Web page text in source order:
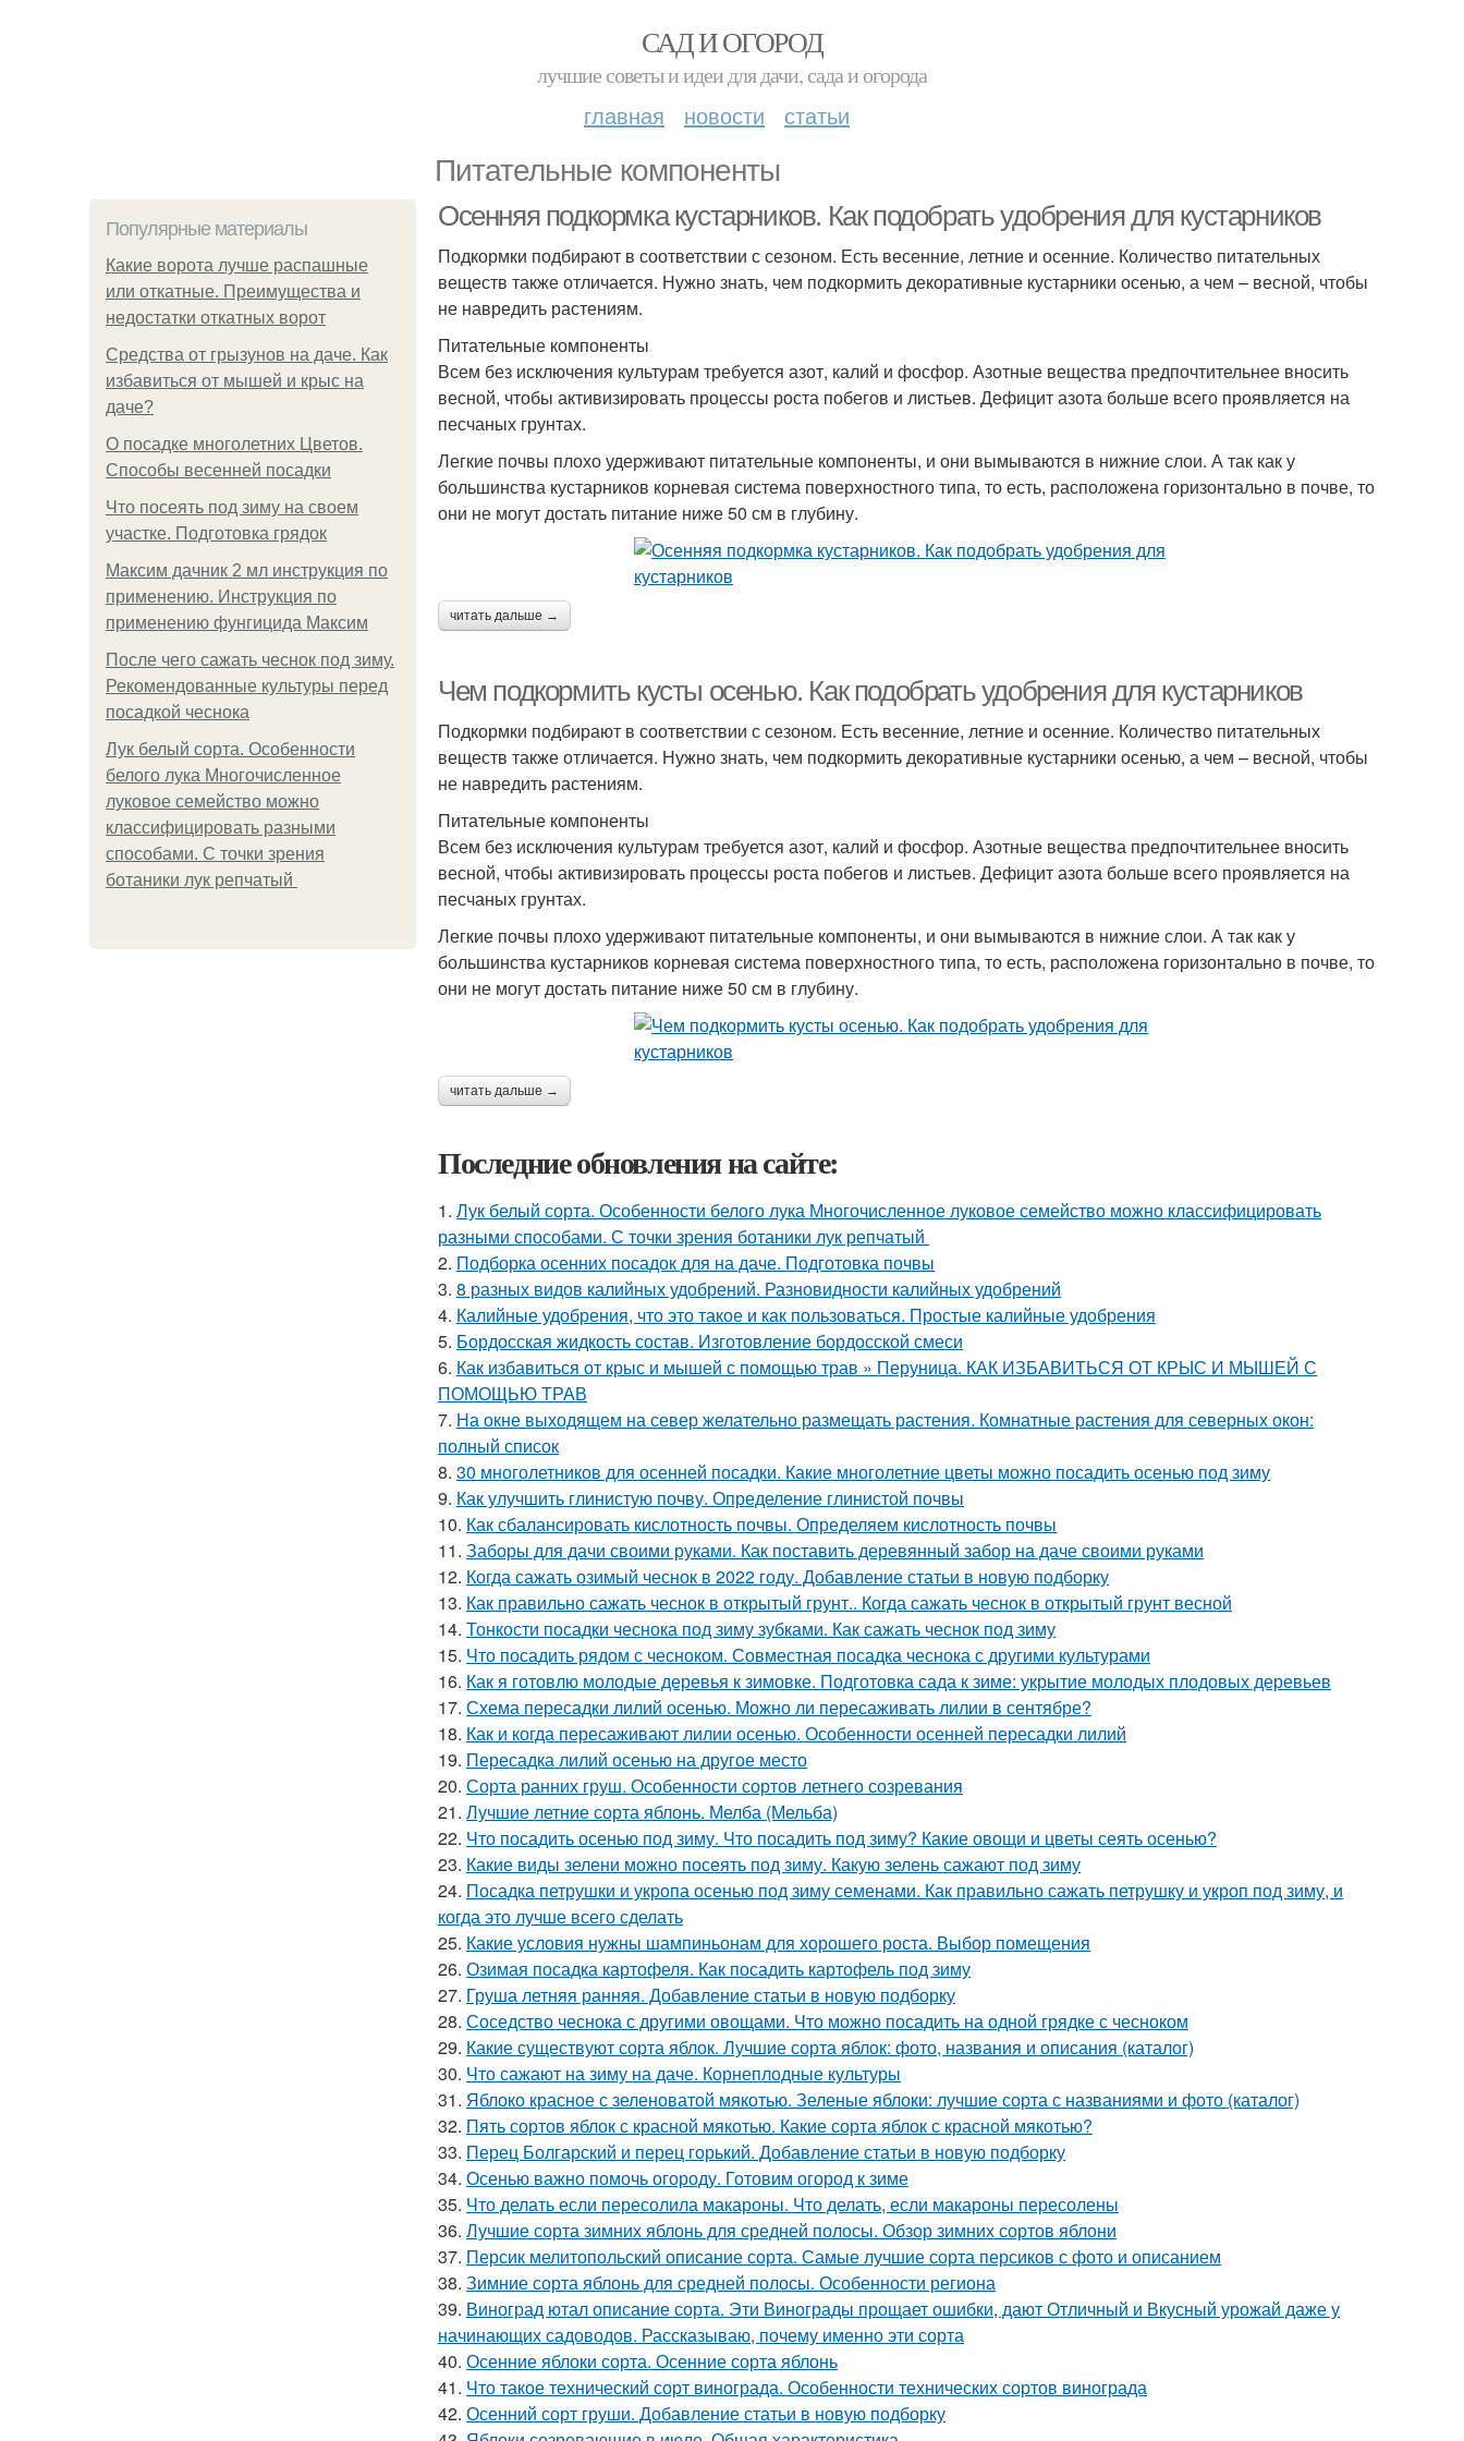
САД И ОГОРОД
лучшие советы и идеи для дачи, сада и огорода
главная новости статьи
Питательные компоненты
Популярные материалы
Какие ворота лучше распашные
или откатные. Преимущества и
недостатки откатных ворот
Средства от грызунов на даче. Как
избавиться от мышей и крыс на
даче?
О посадке многолетних Цветов.
Способы весенней посадки
Что посеять под зиму на своем
участке. Подготовка грядок
Максим дачник 2 мл инструкция по
применению. Инструкция по
применению фунгицида Максим
После чего сажать чеснок под зиму.
Рекомендованные культуры перед
посадкой чеснока
Лук белый сорта. Особенности
белого лука Многочисленное
луковое семейство можно
классифицировать разными
способами. С точки зрения
ботаники лук репчатый
Осенняя подкормка кустарников. Как подобрать удобрения для кустарников
Подкормки подбирают в соответствии с сезоном. Есть весенние, летние и осенние. Количество питательных
веществ также отличается. Нужно знать, чем подкормить декоративные кустарники осенью, а чем – весной, чтобы
не навредить растениям.
Питательные компоненты
Всем без исключения культурам требуется азот, калий и фосфор. Азотные вещества предпочтительнее вносить
весной, чтобы активизировать процессы роста побегов и листьев. Дефицит азота больше всего проявляется на
песчаных грунтах.
Легкие почвы плохо удерживают питательные компоненты, и они вымываются в нижние слои. А так как у
большинства кустарников корневая система поверхностного типа, то есть, расположена горизонтально в почве, то
они не могут достать питание ниже 50 см в глубину.
читать дальше →
Чем подкормить кусты осенью. Как подобрать удобрения для кустарников
Подкормки подбирают в соответствии с сезоном. Есть весенние, летние и осенние. Количество питательных
веществ также отличается. Нужно знать, чем подкормить декоративные кустарники осенью, а чем – весной, чтобы
не навредить растениям.
Питательные компоненты
Всем без исключения культурам требуется азот, калий и фосфор. Азотные вещества предпочтительнее вносить
весной, чтобы активизировать процессы роста побегов и листьев. Дефицит азота больше всего проявляется на
песчаных грунтах.
Легкие почвы плохо удерживают питательные компоненты, и они вымываются в нижние слои. А так как у
большинства кустарников корневая система поверхностного типа, то есть, расположена горизонтально в почве, то
они не могут достать питание ниже 50 см в глубину.
читать дальше →
Последние обновления на сайте:
1. Лук белый сорта. Особенности белого лука Многочисленное луковое семейство можно классифицировать
разными способами. С точки зрения ботаники лук репчатый
2. Подборка осенних посадок для на даче. Подготовка почвы
3. 8 разных видов калийных удобрений. Разновидности калийных удобрений
4. Калийные удобрения, что это такое и как пользоваться. Простые калийные удобрения
5. Бордосская жидкость состав. Изготовление бордосской смеси
6. Как избавиться от крыс и мышей с помощью трав » Перуница. КАК ИЗБАВИТЬСЯ ОТ КРЫС И МЫШЕЙ С
ПОМОЩЬЮ ТРАВ
7. На окне выходящем на север желательно размещать растения. Комнатные растения для северных окон:
полный список
8. 30 многолетников для осенней посадки. Какие многолетние цветы можно посадить осенью под зиму
9. Как улучшить глинистую почву. Определение глинистой почвы
10. Как сбалансировать кислотность почвы. Определяем кислотность почвы
11. Заборы для дачи своими руками. Как поставить деревянный забор на даче своими руками
12. Когда сажать озимый чеснок в 2022 году. Добавление статьи в новую подборку
13. Как правильно сажать чеснок в открытый грунт.. Когда сажать чеснок в открытый грунт весной
14. Тонкости посадки чеснока под зиму зубками. Как сажать чеснок под зиму
15. Что посадить рядом с чесноком. Совместная посадка чеснока с другими культурами
16. Как я готовлю молодые деревья к зимовке. Подготовка сада к зиме: укрытие молодых плодовых деревьев
17. Схема пересадки лилий осенью. Можно ли пересаживать лилии в сентябре?
18. Как и когда пересаживают лилии осенью. Особенности осенней пересадки лилий
19. Пересадка лилий осенью на другое место
20. Сорта ранних груш. Особенности сортов летнего созревания
21. Лучшие летние сорта яблонь. Мелба (Мельба)
22. Что посадить осенью под зиму. Что посадить под зиму? Какие овощи и цветы сеять осенью?
23. Какие виды зелени можно посеять под зиму. Какую зелень сажают под зиму
24. Посадка петрушки и укропа осенью под зиму семенами. Как правильно сажать петрушку и укроп под зиму, и
когда это лучше всего сделать
25. Какие условия нужны шампиньонам для хорошего роста. Выбор помещения
26. Озимая посадка картофеля. Как посадить картофель под зиму
27. Груша летняя ранняя. Добавление статьи в новую подборку
28. Соседство чеснока с другими овощами. Что можно посадить на одной грядке с чесноком
29. Какие существуют сорта яблок. Лучшие сорта яблок: фото, названия и описания (каталог)
30. Что сажают на зиму на даче. Корнеплодные культуры
31. Яблоко красное с зеленоватой мякотью. Зеленые яблоки: лучшие сорта с названиями и фото (каталог)
32. Пять сортов яблок с красной мякотью. Какие сорта яблок с красной мякотью?
33. Перец Болгарский и перец горький. Добавление статьи в новую подборку
34. Осенью важно помочь огороду. Готовим огород к зиме
35. Что делать если пересолила макароны. Что делать, если макароны пересолены
36. Лучшие сорта зимних яблонь для средней полосы. Обзор зимних сортов яблони
37. Персик мелитопольский описание сорта. Самые лучшие сорта персиков с фото и описанием
38. Зимние сорта яблонь для средней полосы. Особенности региона
39. Виноград ютал описание сорта. Эти Винограды прощает ошибки, дают Отличный и Вкусный урожай даже у
начинающих садоводов. Рассказываю, почему именно эти сорта
40. Осенние яблоки сорта. Осенние сорта яблонь
41. Что такое технический сорт винограда. Особенности технических сортов винограда
42. Осенний сорт груши. Добавление статьи в новую подборку